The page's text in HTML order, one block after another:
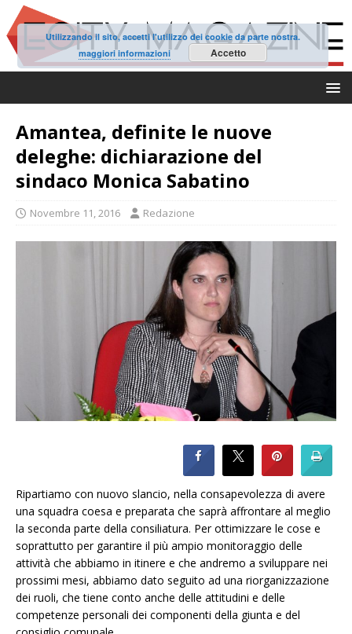
Amantea, definite le nuove
deleghe: dichiarazione del
sindaco Monica Sabatino
Novembre 11, 2016 Redazione
Ripartiamo con nuovo slancio, nella consapevolezza di avere
una squadra coesa e preparata che saprà affrontare al meglio
la seconda parte della consiliatura. Per ottimizzare le cose e
soprattutto per garantire il più ampio monitoraggio delle
attività che abbiamo in itinere e che andremo a sviluppare nei
prossimi mesi, abbiamo dato seguito ad una riorganizzazione
dei ruoli, che tiene conto anche delle attitudini e delle
competenze personali dei componenti della giunta e del
Utilizzando il sito, accetti l'utilizzo dei cookie da parte nostra.
maggiori informazioni
Accetto